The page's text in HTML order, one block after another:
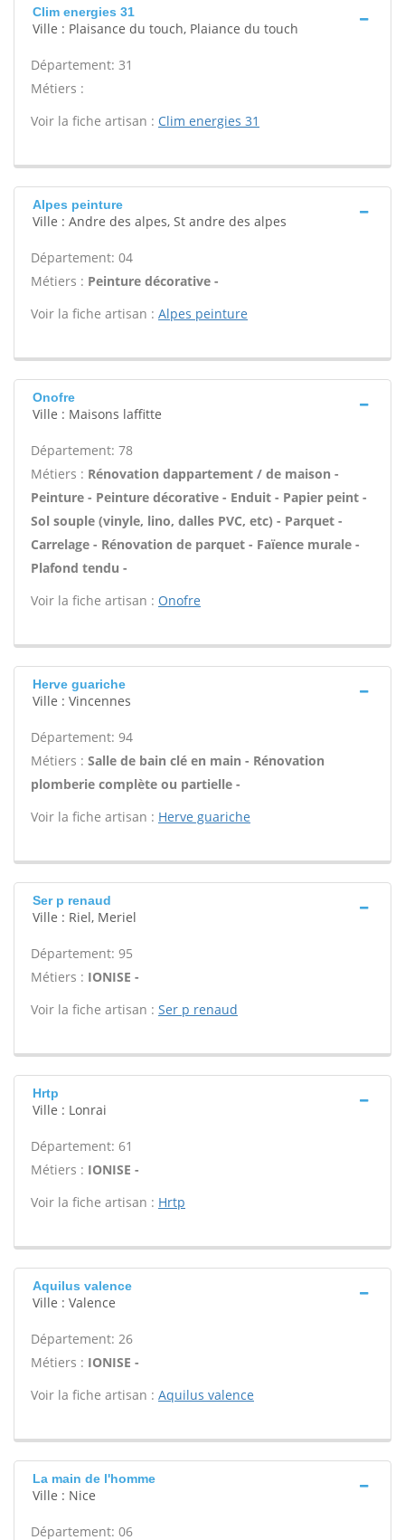
Clim energies 31
Ville : Plaisance du touch, Plaiance du touch
Département: 31
Métiers :
Voir la fiche artisan : Clim energies 31
Alpes peinture
Ville : Andre des alpes, St andre des alpes
Département: 04
Métiers : Peinture décorative -
Voir la fiche artisan : Alpes peinture
Onofre
Ville : Maisons laffitte
Département: 78
Métiers : Rénovation dappartement / de maison -
Peinture - Peinture décorative - Enduit - Papier peint -
Sol souple (vinyle, lino, dalles PVC, etc) - Parquet -
Carrelage - Rénovation de parquet - Faïence murale -
Plafond tendu -
Voir la fiche artisan : Onofre
Herve guariche
Ville : Vincennes
Département: 94
Métiers : Salle de bain clé en main - Rénovation
plomberie complète ou partielle -
Voir la fiche artisan : Herve guariche
Ser p renaud
Ville : Riel, Meriel
Département: 95
Métiers : IONISE -
Voir la fiche artisan : Ser p renaud
Hrtp
Ville : Lonrai
Département: 61
Métiers : IONISE -
Voir la fiche artisan : Hrtp
Aquilus valence
Ville : Valence
Département: 26
Métiers : IONISE -
Voir la fiche artisan : Aquilus valence
La main de l'homme
Ville : Nice
Département: 06